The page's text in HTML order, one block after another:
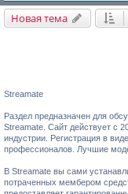
Новая тема
Streamate
Раздел предназначен для
Streamate. Сайт действует с
индустрии. Регистрация в
профессионалов. Лучшие
В Streamate вы сами
потраченных мембером